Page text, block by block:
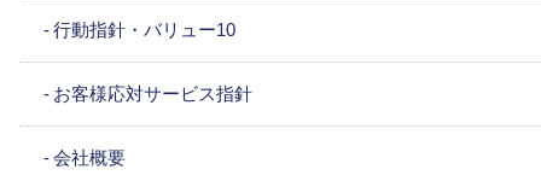
行動指針・バリュー10
お客様応対サービス指針
会社概要